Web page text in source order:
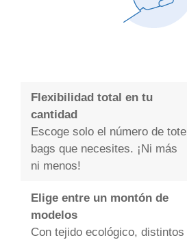
Flexibilidad total en tu
cantidad
Escoge solo el número de tote
bags que necesites. ¡Ni más
ni menos!
Elige entre un montón de
modelos
Con tejido ecológico, distintos